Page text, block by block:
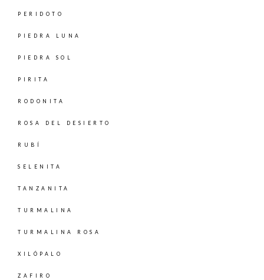
PERIDOTO
PIEDRA LUNA
PIEDRA SOL
PIRITA
RODONITA
ROSA DEL DESIERTO
RUBÍ
SELENITA
TANZANITA
TURMALINA
TURMALINA ROSA
XILÓPALO
ZAFIRO